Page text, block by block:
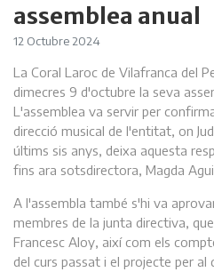
assemblea anual
12 Octubre 2024
La Coral Laroc de Vilafranca del
dimecres 9 d'octubre la seva
L'assemblea va servir per
direcció musical de l'entitat, on
últims sis anys, deixa aquesta
fins ara sotsdirectora, Magda
A l'assembla també s'hi va
membres de la junta directiva,
Francesc Aloy, així com els
del curs passat i el projecte per al